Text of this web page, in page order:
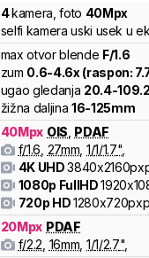
4kamera foto 40Mpx
selfi kamera uski usek u
max otvor blende F/1.6
zum 0.6-4.6x (raspon:
ugao gledanja 20.4-
žižna daljina 16-125mm
40Mpx OIS PDAF
f/1.6 27mm 1/1/1.7"
4K UHD
1080p FullHD
720p HD
20Mpx PDAF
f/2.2 16mm 1/1/2.7"